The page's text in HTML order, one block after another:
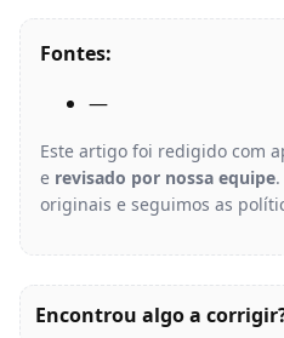
Fontes:
—
Este artigo foi redigido com
e revisado por nossa equipe
originais e seguimos as
Encontrou algo a